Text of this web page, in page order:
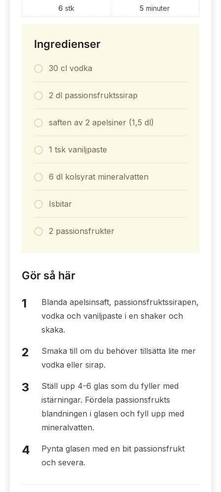
6 stk
5 minuter
Ingredienser
30 cl vodka
2 dl passionsfruktssirap
saften av 2 apelsiner (1,5 dl)
1 tsk vaniljpaste
6 dl kolsyrat mineralvatten
Isbitar
2 passionsfrukter
Gör så här
Blanda apelsinsaft, passionsfruktssirapen,
vodka och vaniljpaste i en shaker och
skaka.
Smaka till om du behöver tillsätta lite mer
vodka eller sirap.
Ställ upp 4-6 glas som du fyller med
istärningar. Fördela passionsfrukts
blandningen i glasen och fyll upp med
mineralvatten.
Pynta glasen med en bit passionsfrukt
och severa.